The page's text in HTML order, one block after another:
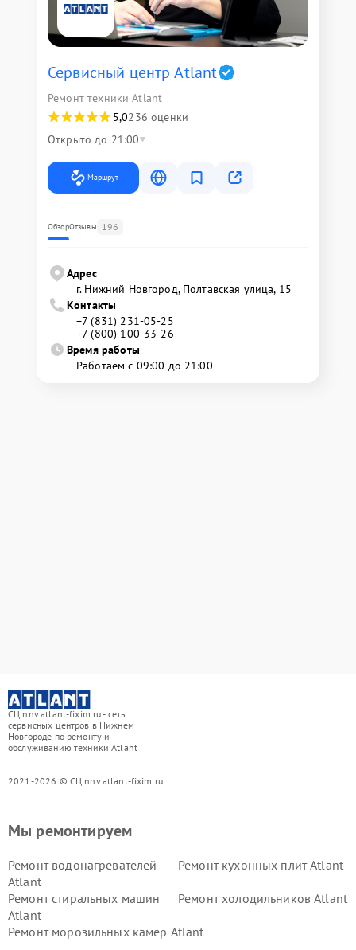
Сервисный центр Atlant
Ремонт техники Atlant
5,0236 оценки
Открыто до 21:00
Маршрут
ОбзорОтзывы 196
Адрес
г. Нижний Новгород, Полтавская улица, 15
Контакты
+7 (831) 231-05-25
+7 (800) 100-33-26
Время работы
Работаем с 09:00 до 21:00
СЦ nnv.atlant-fixim.ru - сеть
сервисных центров в Нижнем
Новгороде по ремонту и
обслуживанию техники Atlant
2021-2026 © СЦ nnv.atlant-fixim.ru
Мы ремонтируем
Ремонт водонагревателей
Atlant
Ремонт кухонных плит Atlant
Ремонт стиральных машин
Atlant
Ремонт холодильников Atlant
Ремонт морозильных камер Atlant